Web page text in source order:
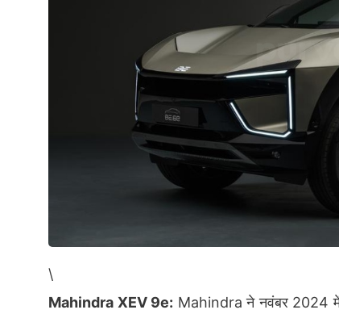
\
Mahindra XEV 9e: Mahindra ने नवंबर 2024 में